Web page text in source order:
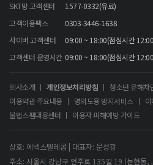
SKT망 고객센터
1577-0332(유료)
고객이용팩스
0303-3446-1638
사이버 고객센터
09:00 ~ 18:00(점심시간
고객센터 운영시간 09:00 ~ 18:00(점심시간
회사소개 개인정보처리방침 청소년 유해차
이용약관 주요내용
명의도용 방지서비스
불법스팸대응센터
이용자 피해예방 가이드
상호: 에넥스텔레콤 | 대표자: 문성광
주소: 서울시 강남구 언주로 135길 19 (논현동,